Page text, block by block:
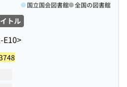
トル
E10>
国立国会図書館 全国の図書館